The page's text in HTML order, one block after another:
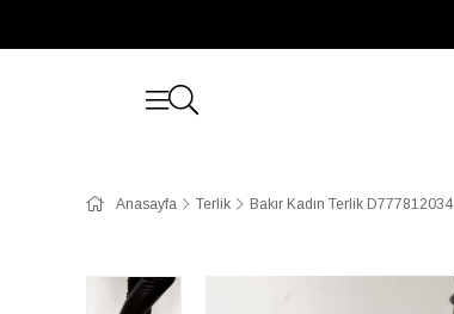
Anasayfa Terlik Bakır Kadın Terlik D777812034